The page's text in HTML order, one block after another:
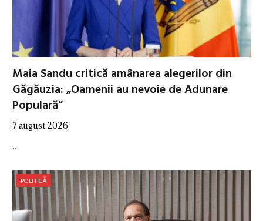
Maia Sandu critică amânarea alegerilor din
Găgăuzia: „Oamenii au nevoie de Adunare
Populară”
7 august 2026
…
POLITICĂ